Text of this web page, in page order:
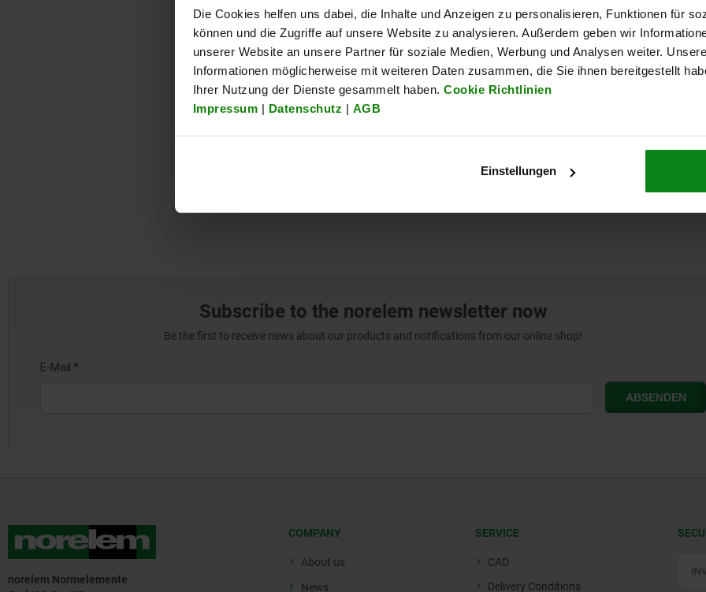
Die Cookies helfen uns dabei, die Inhalte und Anzeigen zu personalisieren, Funktionen für
können und die Zugriffe auf unsere Website zu analysieren. Außerdem geben wir
unserer Website an unsere Partner für soziale Medien, Werbung und Analysen weiter.
Informationen möglicherweise mit weiteren Daten zusammen, die Sie ihnen bereitgestellt
Ihrer Nutzung der Dienste gesammelt haben. Cookie Richtlinien
Impressum | Datenschutz | AGB
Einstellungen
concentricity gauges
Concentricity gauges
max. Ø 35 mm
Concentricity gauges
for diameters up to 32
from€2,938.82
plus sales tax
Subscribe to the norelem newsletter now
Be the first to receive news about our products and notifications from our online shop!
norelem Normelemente
COMPANY
About us
News
SERVICE
CAD
Delivery Conditions